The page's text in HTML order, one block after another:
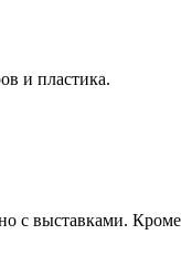
и пластика.
с выставками.